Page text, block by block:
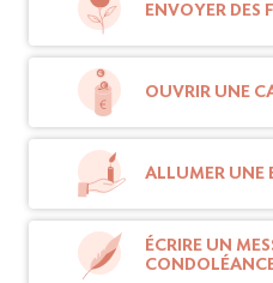
ENVOYER DES
OUVRIR UNE
ALLUMER UNE
ÉCRIRE UN